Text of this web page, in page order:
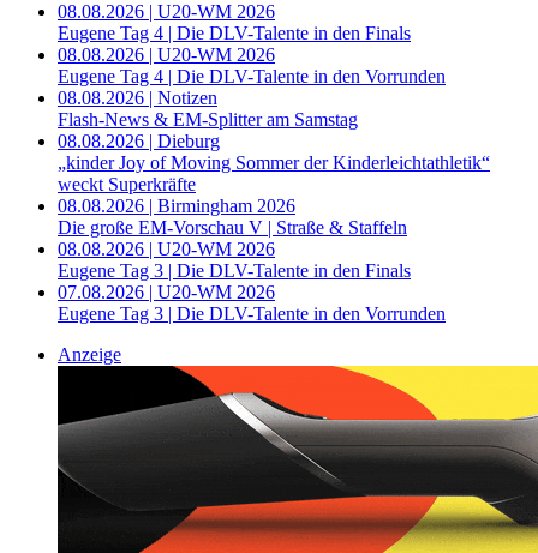
08.08.2026 | U20-WM 2026
Eugene Tag 4 | Die DLV-Talente in den Finals
08.08.2026 | U20-WM 2026
Eugene Tag 4 | Die DLV-Talente in den Vorrunden
08.08.2026 | Notizen
Flash-News & EM-Splitter am Samstag
08.08.2026 | Dieburg
„kinder Joy of Moving Sommer der Kinderleichtathletik“
weckt Superkräfte
08.08.2026 | Birmingham 2026
Die große EM-Vorschau V | Straße & Staffeln
08.08.2026 | U20-WM 2026
Eugene Tag 3 | Die DLV-Talente in den Finals
07.08.2026 | U20-WM 2026
Eugene Tag 3 | Die DLV-Talente in den Vorrunden
Anzeige